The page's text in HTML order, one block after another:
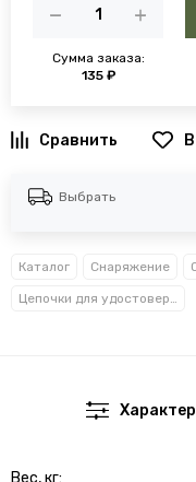
Сумма заказа:
135 ₽
Выбрать
Каталог Снаряжение
Цепочки для удостоверения
Вес, кг